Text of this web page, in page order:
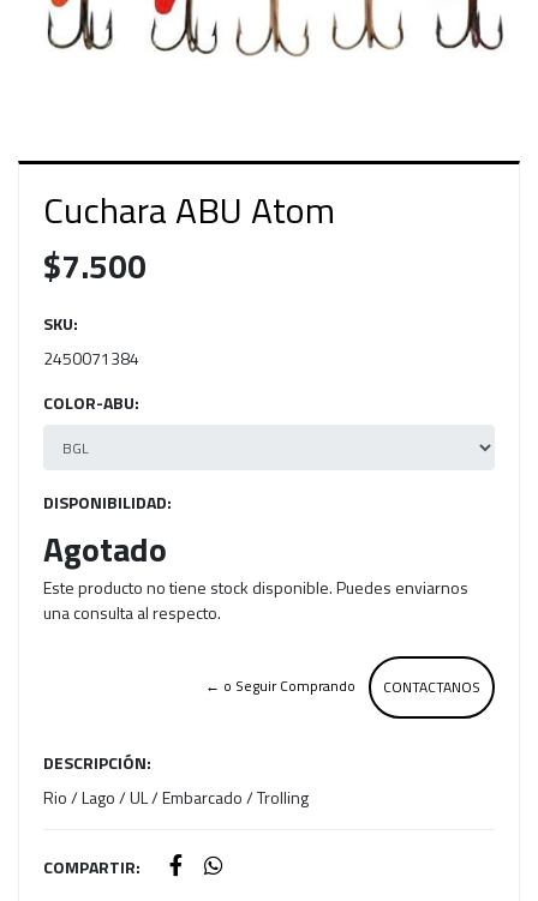
Cuchara ABU Atom
$7.500
SKU:
2450071384
COLOR-ABU:
DISPONIBILIDAD:
Agotado
Este producto no tiene stock disponible. Puedes enviarnos
una consulta al respecto.
CONTACTANOS
← o Seguir Comprando
DESCRIPCIÓN:
Rio / Lago / UL / Embarcado / Trolling
COMPARTIR: